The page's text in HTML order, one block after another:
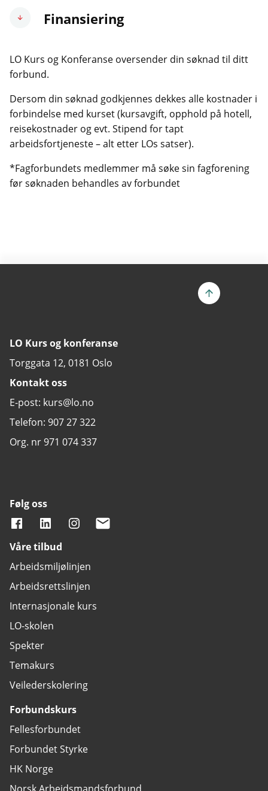
Finansiering
LO Kurs og Konferanse oversender din søknad til ditt
forbund.
Dersom din søknad godkjennes dekkes alle kostnader i
forbindelse med kurset (kursavgift, opphold på hotell,
reisekostnader og evt. Stipend for tapt
arbeidsfortjeneste – alt etter LOs satser).
*Fagforbundets medlemmer må søke sin fagforening
før søknaden behandles av forbundet
LO Kurs og konferanse
Torggata 12, 0181 Oslo
Kontakt oss
E-post: kurs@lo.no
Telefon: 907 27 322
Org. nr 971 074 337
Følg oss
Våre tilbud
Arbeidsmiljølinjen
Arbeidsrettslinjen
Internasjonale kurs
LO-skolen
Spekter
Temakurs
Veilederskolering
Forbundskurs
Fellesforbundet
Forbundet Styrke
HK Norge